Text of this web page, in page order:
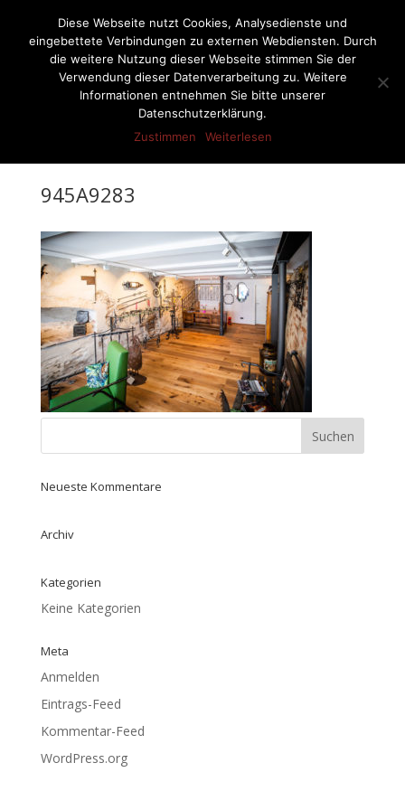
Seite wählen
945A9283
Neueste Kommentare
Archiv
Kategorien
Keine Kategorien
Meta
Anmelden
Eintrags-Feed
Kommentar-Feed
WordPress.org
Diese Webseite nutzt Cookies, Analysedienste und
eingebettete Verbindungen zu externen Webdiensten. Durch
die weitere Nutzung dieser Webseite stimmen Sie der
Verwendung dieser Datenverarbeitung zu. Weitere
Informationen entnehmen Sie bitte unserer
Datenschutzerklärung.
Zustimmen
Weiterlesen